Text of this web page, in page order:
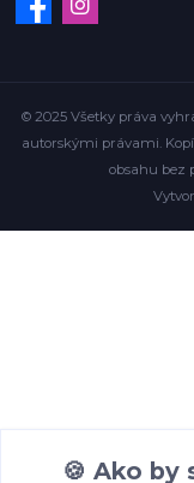
© 2025 Všetky práva
autorskými právami.
obsahu bez
🍪 Ako by